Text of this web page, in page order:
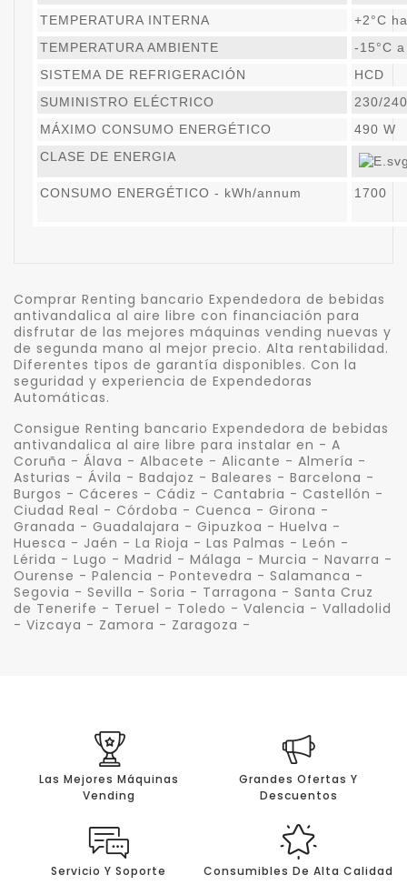
TEMPERATURA INTERNA
+2°C
TEMPERATURA AMBIENTE
-15°C
SISTEMA DE REFRIGERACIÓN
HCD
SUMINISTRO ELÉCTRICO
230/
MÁXIMO CONSUMO ENERGÉTICO
490 W
CLASE DE ENERGIA
CONSUMO ENERGÉTICO - kWh/annum 1700
Comprar Renting bancario Expendedora de bebidas
antivandalica al aire libre con financiación para
disfrutar de las mejores máquinas vending nuevas y
de segunda mano al mejor precio. Alta rentabilidad.
Diferentes tipos de garantía disponibles. Con la
seguridad y experiencia de Expendedoras
Automáticas.
Consigue Renting bancario Expendedora de bebidas
antivandalica al aire libre para instalar en - A
Coruña - Álava - Albacete - Alicante - Almería -
Asturias - Ávila - Badajoz - Baleares - Barcelona -
Burgos - Cáceres - Cádiz - Cantabria - Castellón -
Ciudad Real - Córdoba - Cuenca - Girona -
Granada - Guadalajara - Gipuzkoa - Huelva -
Huesca - Jaén - La Rioja - Las Palmas - León -
Lérida - Lugo - Madrid - Málaga - Murcia - Navarra -
Ourense - Palencia - Pontevedra - Salamanca -
Segovia - Sevilla - Soria - Tarragona - Santa Cruz
de Tenerife - Teruel - Toledo - Valencia - Valladolid
- Vizcaya - Zamora - Zaragoza -
Las Mejores Máquinas
Vending
Grandes Ofertas Y
Descuentos
Servicio Y Soporte Consumibles De Alta Calidad